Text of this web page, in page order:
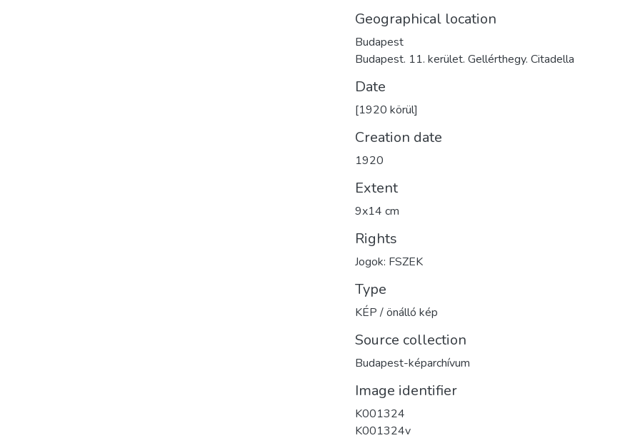
Geographical location
Budapest
Budapest. 11. kerület. Gellérthegy. Citadella
Date
[1920 körül]
Creation date
1920
Extent
9x14 cm
Rights
Jogok: FSZEK
Type
KÉP / önálló kép
Source collection
Budapest-képarchívum
Image identifier
K001324
K001324v